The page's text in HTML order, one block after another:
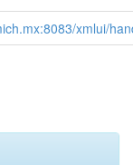
xmlui/